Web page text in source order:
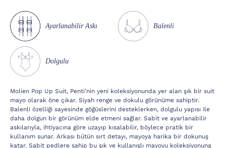
Ayarlanabilir Askı Balenli
Dolgulu
Molien Pop Up Suit, Penti'nin yeni koleksiyonunda yer alan şık bir suit
mayo olarak öne çıkar. Siyah renge ve dokulu görünüme sahiptir.
Balenli özelliği sayesinde göğüslerini desteklerken, dolgulu yapısı ile
daha dolgun bir görünüm elde etmeni sağlar. Sabit ve ayarlanabilir
askılarıyla, ihtiyacına göre uzayıp kısalabilir, böylece pratik bir
kullanım sunar. Arkası bütün sırt detayı, mayoya harika bir dokunuş
katar. Sabit pedlere sahip bu şık ve kullanışlı mayoyu koleksiyonuna